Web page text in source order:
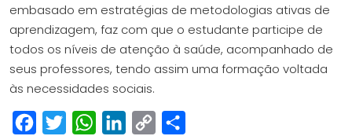
embasado em estratégias de metodologias ativas de
aprendizagem, faz com que o estudante participe de
todos os níveis de atenção à saúde, acompanhado de
seus professores, tendo assim uma formação voltada
às necessidades sociais.
FacebookTwitterWhatsAppLinkedIn
Copy